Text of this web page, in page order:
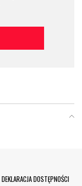
DEKLARACJA DOSTĘPNOŚCI